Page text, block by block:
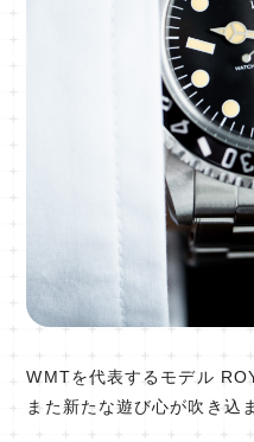
WMTを代表するモデル
また新たな遊び心が吹き込